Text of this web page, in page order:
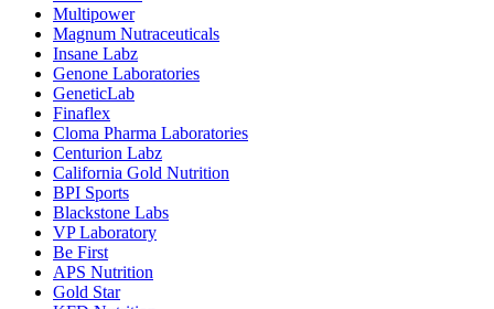
Multipower
Magnum Nutraceuticals
Insane Labz
Genone Laboratories
GeneticLab
Finaflex
Cloma Pharma Laboratories
Centurion Labz
California Gold Nutrition
BPI Sports
Blackstone Labs
VP Laboratory
Be First
APS Nutrition
Gold Star